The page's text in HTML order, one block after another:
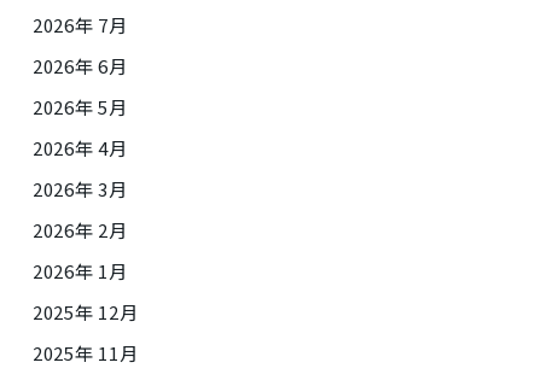
2026年 7月
2026年 6月
2026年 5月
2026年 4月
2026年 3月
2026年 2月
2026年 1月
2025年 12月
2025年 11月